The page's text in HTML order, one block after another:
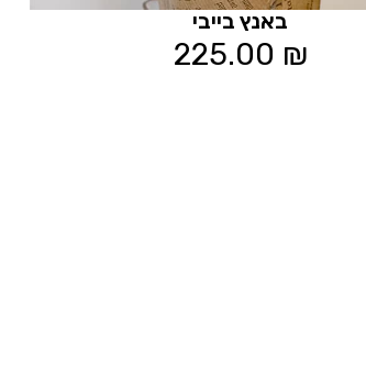
באנץ בייבי
225.00 ₪